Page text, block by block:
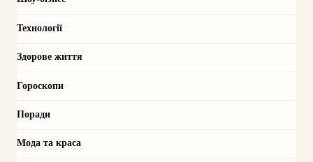
Технології
Здорове життя
Гороскопи
Поради
Мода та краса